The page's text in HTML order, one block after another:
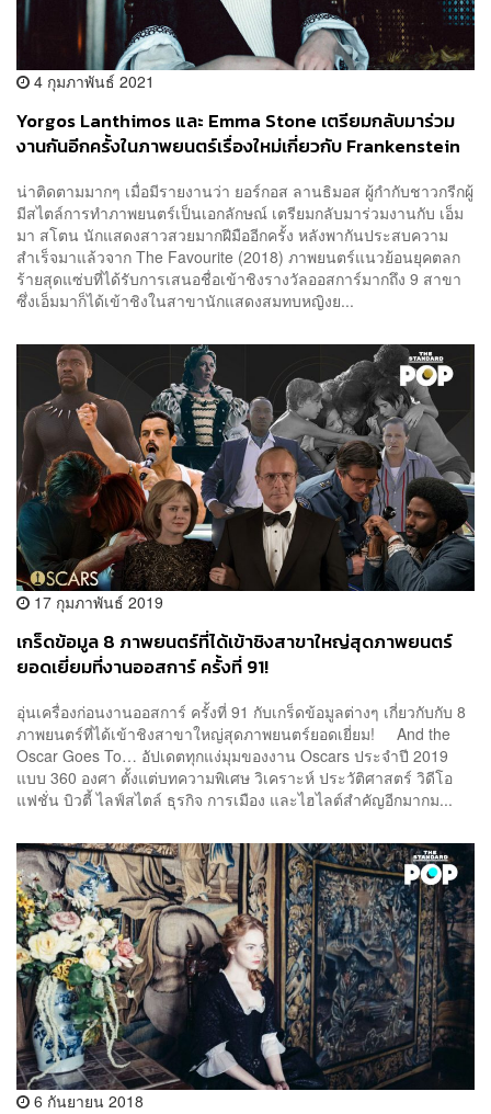
4 กุมภาพันธ์ 2021
Yorgos Lanthimos และ Emma Stone เตรียมกลับมาร่วม
งานกันอีกครั้งในภาพยนตร์เรื่องใหม่เกี่ยวกับ Frankenstein
น่าติดตามมากๆ เมื่อมีรายงานว่า ยอร์กอส ลานธิมอส ผู้กำกับชาวกรีกผู้
มีสไตล์การทำภาพยนตร์เป็นเอกลักษณ์ เตรียมกลับมาร่วมงานกับ เอ็ม
มา สโตน นักแสดงสาวสวยมากฝีมืออีกครั้ง หลังพากันประสบความ
สำเร็จมาแล้วจาก The Favourite (2018) ภาพยนตร์แนวย้อนยุคตลก
ร้ายสุดแซ่บที่ได้รับการเสนอชื่อเข้าชิงรางวัลออสการ์มากถึง 9 สาขา
ซึ่งเอ็มมาก็ได้เข้าชิงในสาขานักแสดงสมทบหญิงย...
17 กุมภาพันธ์ 2019
เกร็ดข้อมูล 8 ภาพยนตร์ที่ได้เข้าชิงสาขาใหญ่สุดภาพยนตร์
ยอดเยี่ยมที่งานออสการ์ ครั้งที่ 91!
อุ่นเครื่องก่อนงานออสการ์ ครั้งที่ 91 กับเกร็ดข้อมูลต่างๆ เกี่ยวกับกับ 8
ภาพยนตร์ที่ได้เข้าชิงสาขาใหญ่สุดภาพยนตร์ยอดเยี่ยม! And the
Oscar Goes To… อัปเดตทุกแง่มุมของงาน Oscars ประจำปี 2019
แบบ 360 องศา ตั้งแต่บทความพิเศษ วิเคราะห์ ประวัติศาสตร์ วิดีโอ
แฟชั่น บิวตี้ ไลฟ์สไตล์ ธุรกิจ การเมือง และไฮไลต์สำคัญอีกมากม...
6 กันยายน 2018